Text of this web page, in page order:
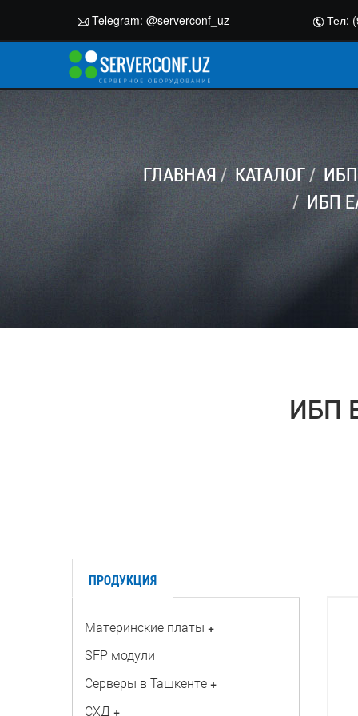
Telegram: @serverconf_uz Тел:
ГЛАВНАЯ КАТАЛОГ
ИБП
ИБП
ПРОДУКЦИЯ
Материнские платы +
SFP модули
Серверы в Ташкенте +
СХД +